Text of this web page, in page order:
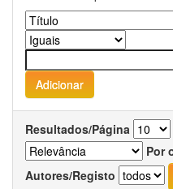
Resultados/Página
Por
Autores/Registo